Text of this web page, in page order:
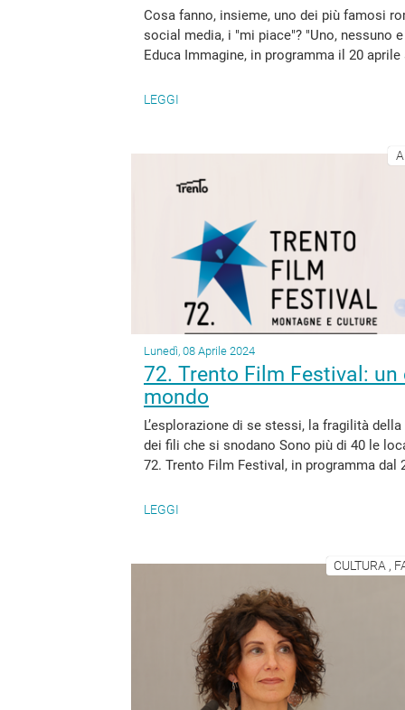
Cosa fanno, insieme, uno dei più famosi
social media, i "mi piace"? "Uno, nessuno
Educa Immagine, in programma il 20
LEGGI
Lunedì, 08 Aprile 2024
72. Trento Film Festival:
mondo
L’esplorazione di se stessi, la fragilità
dei fili che si snodano Sono più di 40 le
72. Trento Film Festival, in programma dal
LEGGI
CULTURA ,